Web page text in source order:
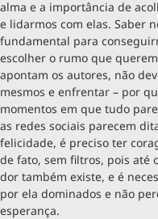
alma e a importância de
e lidarmos com elas. Saber
fundamental para
escolher o rumo que
apontam os autores, não
mesmos e enfrentar – por
momentos em que tudo
as redes sociais parecem
felicidade, é preciso ter
de fato, sem filtros, pois até
dor também existe, e é
por ela dominados e não
esperança.